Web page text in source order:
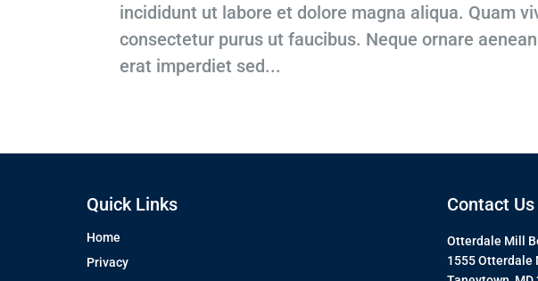
incididunt ut labore et dolore magna aliqua. Quam
consectetur purus ut faucibus. Neque ornare
erat imperdiet sed...
Quick Links
Home
Privacy
Contact Us
Otterdale Mill
1555 Otterdale